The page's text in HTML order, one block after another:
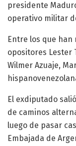
presidente
operativo militar
Entre los que
opositores Lester
Wilmer Azuaje,
El exdiputado
de caminos
luego de pasar
Embajada de